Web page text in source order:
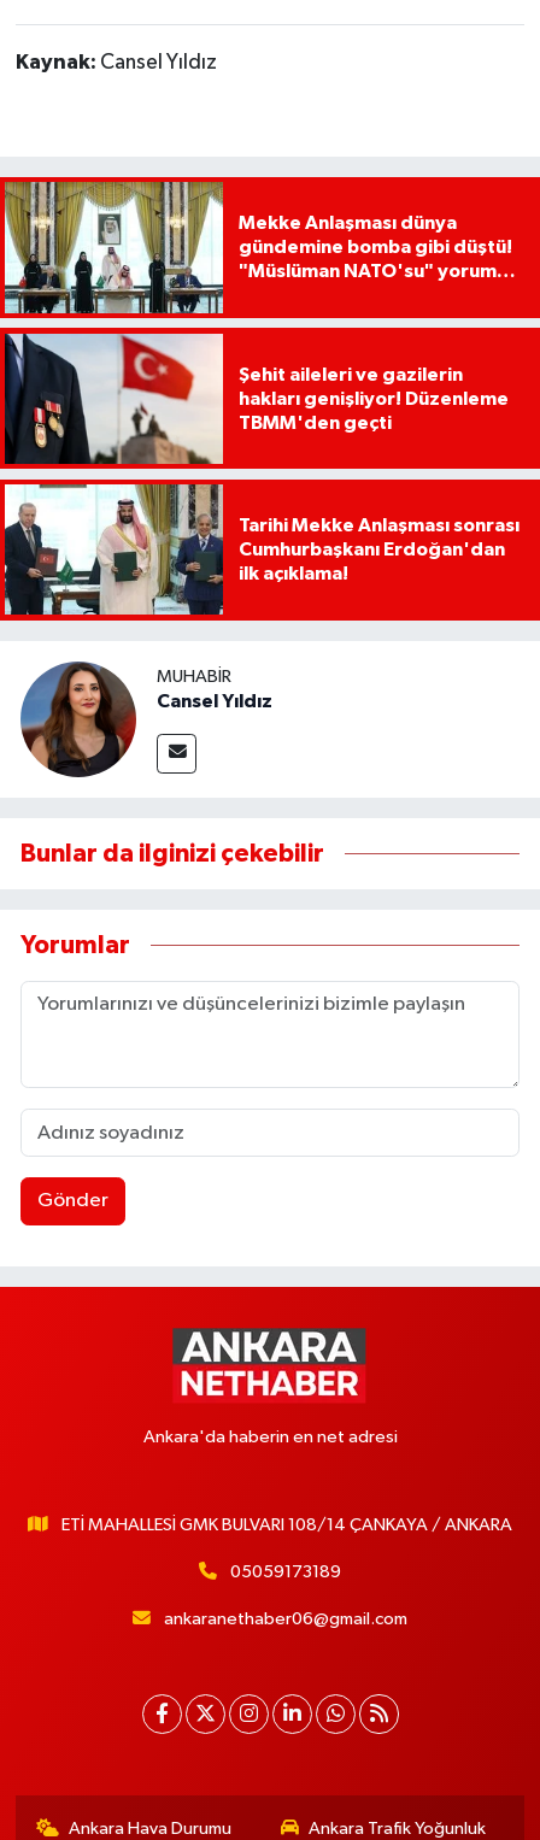
Kaynak: Cansel Yıldız
Mekke Anlaşması dünya
gündemine bomba gibi düştü!
"Müslüman NATO'su" yorumu
Şehit aileleri ve gazilerin
hakları genişliyor! Düzenleme
TBMM'den geçti
Tarihi Mekke Anlaşması sonrası
Cumhurbaşkanı Erdoğan'dan
ilk açıklama!
MUHABIR
Cansel Yıldız
Bunlar da ilginizi çekebilir
Yorumlar
Gönder
Ankara'da haberin en net adresi
ETİ MAHALLESİ GMK BULVARI 108/14 ÇANKAYA / ANKARA
05059173189
ankaranethaber06@gmail.com
Ankara Hava Durumu Ankara Trafik Yoğunluk